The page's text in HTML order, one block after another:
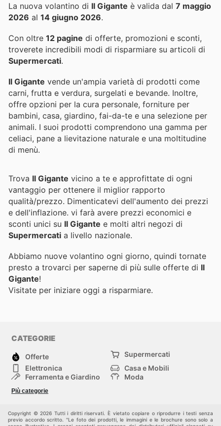
La nuova volantino di Il Gigante è valida dal 7 maggio
2026 al 14 giugno 2026.
Con oltre 12 pagine di offerte, promozioni e sconti,
troverete incredibili modi di risparmiare su articoli di
Supermercati.
Il Gigante vende un'ampia varietà di prodotti come
carni, frutta e verdura, surgelati e bevande. Inoltre,
offre opzioni per la cura personale, forniture per
bambini, casa, giardino, fai-da-te e una selezione per
animali. I suoi prodotti comprendono una gamma per
celiaci, pane a lievitazione naturale e una moltitudine
di menù.
Trova Il Gigante vicino a te e approfittate di ogni
vantaggio per ottenere il miglior rapporto
qualità/prezzo. Dimenticatevi dell'aumento dei prezzi
e dell'inflazione. vi farà avere prezzi economici e
sconti unici su Il Gigante e molti altri negozi di
Supermercati a livello nazionale.
Abbiamo nuove volantino ogni giorno, quindi tornate
presto a trovarci per saperne di più sulle offerte di Il
Gigante!
Visitate per iniziare oggi a risparmiare.
CATEGORIE
Offerte
Supermercati
Elettronica
Casa e Mobili
Ferramenta e Giardino
Moda
Bambini e Neonati
Più categorie
Copyright © 2026 Tutti i diritti riservati. È vietato copiare o riprodurre i testi senza
previo accordo scritto. "Le foto dei prodotti, le immagini e le brochure sono solo a